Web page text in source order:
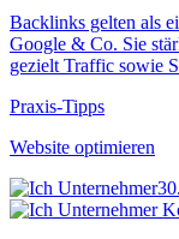
Backlinks gelten als
Google & Co. Sie
gezielt Traffic sowie
Praxis-Tipps
Website optimieren